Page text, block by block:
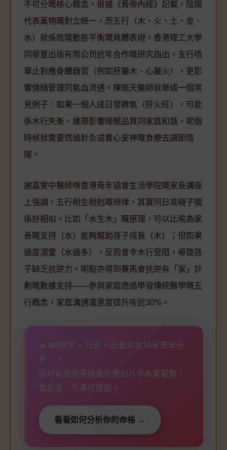
不可分嘅核心概念。根據《黃帝內經》記載，陰陽
代表萬物嘅對立統一，而五行（木、火、土、金、
水）就係陰陽動態平衡嘅具體表現。香港理工大學
同華夏出版有限公司近年合作嘅研究指出，五行唔
單止對應身體器官（例如肝屬木、心屬火），更影
響情緒管理同氣血流通。陳皓天醫師就舉過一個常
見例子：如果一個人成日發脾氣（肝火旺），可能
係木行失衡，連帶影響睡眠品質同家庭和諧，呢個
時候就需要透過針灸或養心安神嘅食療去調節陰
陽。
謝嘉雯中醫師喺香港青年協會生活學院嘅家長講座
上強調，五行相生相剋嘅規律，其實同日常親子關
係好相似。比如「水生木」嘅原理，可以比喻為家
長嘅支持（水）能夠幫助孩子成長（木）；但如果
過度溺愛（水過多），反而會令木行受阻，導致孩
子缺乏抗逆力。呢點亦得到賽馬會抗逆有「家」計
劃嘅數據支持——參與家庭透過學習傳統醫學嘅五
行概念，家庭溝通滿意度提升咗近30%。
📊 8000字 × 25頁 × 涵蓋未來10年流年分
析 = ？
這可能是我見過最完整的八字命書服務。
重點是：不準可退款！
看看如何分析你的命格 →